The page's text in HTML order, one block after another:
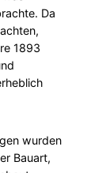
Da
1893
wurden
Bauart,